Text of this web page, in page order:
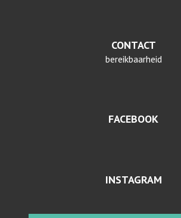
CONTACT
bereikbaarheid
FACEBOOK
INSTAGRAM